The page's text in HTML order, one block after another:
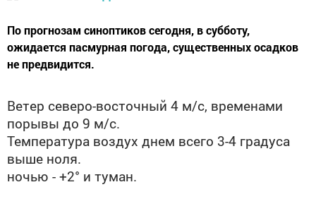
По прогнозам синоптиков сегодня, в субботу,
ожидается пасмурная погода, существенных осадков
не предвидится.
Ветер северо-восточный 4 м/с, временами
порывы до 9 м/с.
Температура воздух днем всего 3-4 градуса
выше ноля.
ночью - +2° и туман.